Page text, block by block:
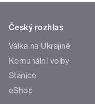
Český rozhlas
Válka na Ukrajině
Komunální volby
Stanice
eShop